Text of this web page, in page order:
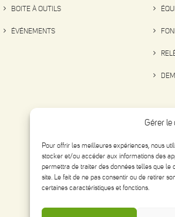
Gérer
Pour offrir les meilleures expériences, nous
stocker et/ou accéder aux informations des
permettra de traiter des données telles que
site. Le fait de ne pas consentir ou de retirer
certaines caractéristiques et fonctions.
BOITE À OUTILS
ÉVÉNEMENTS